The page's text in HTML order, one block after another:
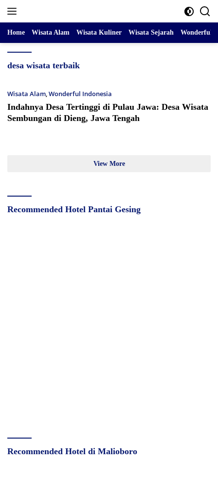
Home Wisata Alam Wisata Kuliner Wisata Sejarah Wonderful
desa wisata terbaik
Wisata Alam,Wonderful Indonesia
Indahnya Desa Tertinggi di Pulau Jawa: Desa Wisata
Sembungan di Dieng, Jawa Tengah
View More
Recommended Hotel Pantai Gesing
Recommended Hotel di Malioboro